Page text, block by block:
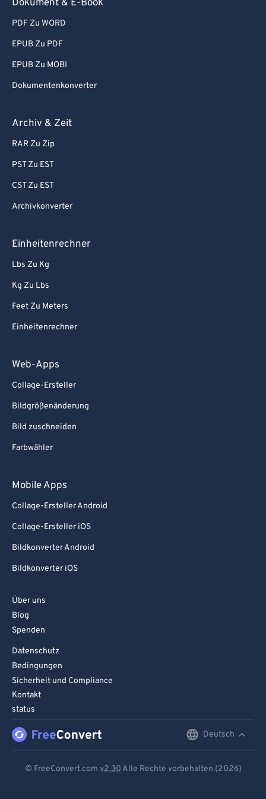
Dokument & E-Book
PDF Zu WORD
EPUB Zu PDF
EPUB Zu MOBI
Dokumentenkonverter
Archiv & Zeit
RAR Zu Zip
PST Zu EST
CST Zu EST
Archivkonverter
Einheitenrechner
Lbs Zu Kg
Kg Zu Lbs
Feet Zu Meters
Einheitenrechner
Web-Apps
Collage-Ersteller
Bildgrößenänderung
Bild zuschneiden
Farbwähler
Mobile Apps
Collage-Ersteller Android
Collage-Ersteller iOS
Bildkonverter Android
Bildkonverter iOS
Über uns
Blog
Spenden
Datenschutz
Bedingungen
Sicherheit und Compliance
Kontakt
status
Deutsch
© FreeConvert.com v2.30 Alle Rechte vorbehalten (2026)